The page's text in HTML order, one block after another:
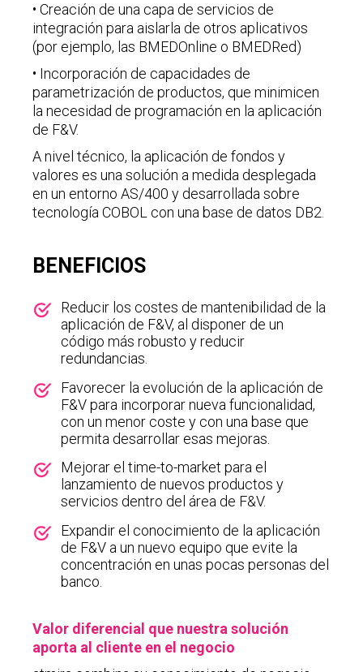
• Creación de una capa de servicios de
integración para aislarla de otros aplicativos
(por ejemplo, las BMEDOnline o BMEDRed)
• Incorporación de capacidades de
parametrización de productos, que minimicen
la necesidad de programación en la aplicación
de F&V.
A nivel técnico, la aplicación de fondos y
valores es una solución a medida desplegada
en un entorno AS/400 y desarrollada sobre
tecnología COBOL con una base de datos DB2.
BENEFICIOS
Reducir los costes de mantenibilidad de la
aplicación de F&V, al disponer de un
código más robusto y reducir
redundancias.
Favorecer la evolución de la aplicación de
F&V para incorporar nueva funcionalidad,
con un menor coste y con una base que
permita desarrollar esas mejoras.
Mejorar el time-to-market para el
lanzamiento de nuevos productos y
servicios dentro del área de F&V.
Expandir el conocimiento de la aplicación
de F&V a un nuevo equipo que evite la
concentración en unas pocas personas del
banco.
Valor diferencial que nuestra solución
aporta al cliente en el negocio